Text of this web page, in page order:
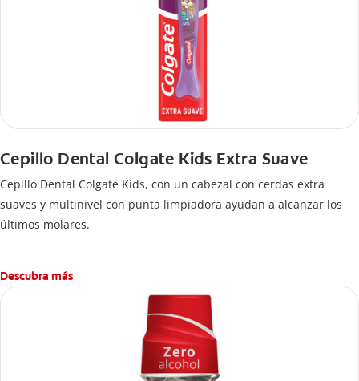
Cepillo Dental Colgate Kids Extra Suave
Cepillo Dental Colgate Kids, con un cabezal con cerdas extra
suaves y multinivel con punta limpiadora ayudan a alcanzar los
últimos molares.
Descubra más